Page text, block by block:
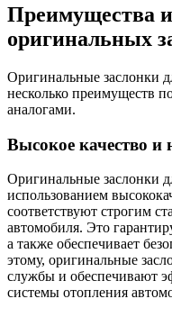
Преимущества
оригинальных
Оригинальные заслонки
несколько преимуществ
аналогами.
Высокое качество и
Оригинальные заслонки
использованием
соответствуют строгим
автомобиля. Это
а также обеспечивает
этому, оригинальные
службы и обеспечивают
системы отопления